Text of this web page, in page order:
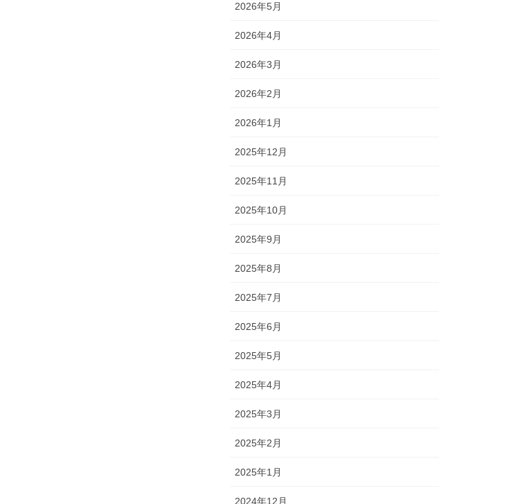
2026年5月
2026年4月
2026年3月
2026年2月
2026年1月
2025年12月
2025年11月
2025年10月
2025年9月
2025年8月
2025年7月
2025年6月
2025年5月
2025年4月
2025年3月
2025年2月
2025年1月
2024年12月